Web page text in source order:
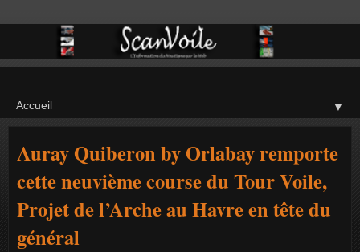
▼
Auray Quiberon by Orlabay remporte
cette neuvième course du Tour Voile,
Projet de l’Arche au Havre en tête du
général